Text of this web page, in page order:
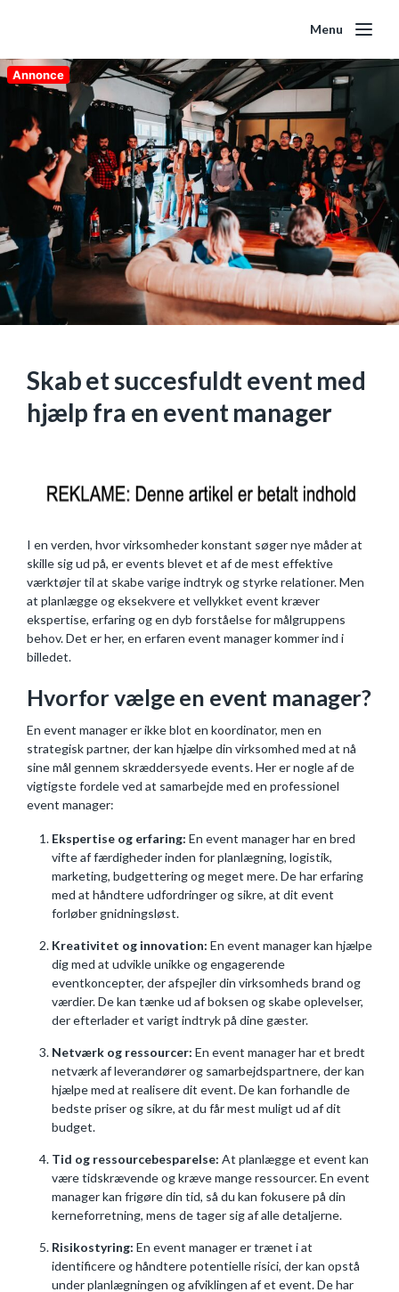
Menu
Annonce
Skab et succesfuldt event med
hjælp fra en event manager
I en verden, hvor virksomheder konstant søger nye måder at
skille sig ud på, er events blevet et af de mest effektive
værktøjer til at skabe varige indtryk og styrke relationer. Men
at planlægge og eksekvere et vellykket event kræver
ekspertise, erfaring og en dyb forståelse for målgruppens
behov. Det er her, en erfaren event manager kommer ind i
billedet.
Hvorfor vælge en event manager?
En event manager er ikke blot en koordinator, men en
strategisk partner, der kan hjælpe din virksomhed med at nå
sine mål gennem skræddersyede events. Her er nogle af de
vigtigste fordele ved at samarbejde med en professionel
event manager:
Ekspertise og erfaring: En event manager har en bred
vifte af færdigheder inden for planlægning, logistik,
marketing, budgettering og meget mere. De har erfaring
med at håndtere udfordringer og sikre, at dit event
forløber gnidningsløst.
Kreativitet og innovation: En event manager kan hjælpe
dig med at udvikle unikke og engagerende
eventkoncepter, der afspejler din virksomheds brand og
værdier. De kan tænke ud af boksen og skabe oplevelser,
der efterlader et varigt indtryk på dine gæster.
Netværk og ressourcer: En event manager har et bredt
netværk af leverandører og samarbejdspartnere, der kan
hjælpe med at realisere dit event. De kan forhandle de
bedste priser og sikre, at du får mest muligt ud af dit
budget.
Tid og ressourcebesparelse: At planlægge et event kan
være tidskrævende og kræve mange ressourcer. En event
manager kan frigøre din tid, så du kan fokusere på din
kerneforretning, mens de tager sig af alle detaljerne.
Risikostyring: En event manager er trænet i at
identificere og håndtere potentielle risici, der kan opstå
under planlægningen og afviklingen af et event. De har